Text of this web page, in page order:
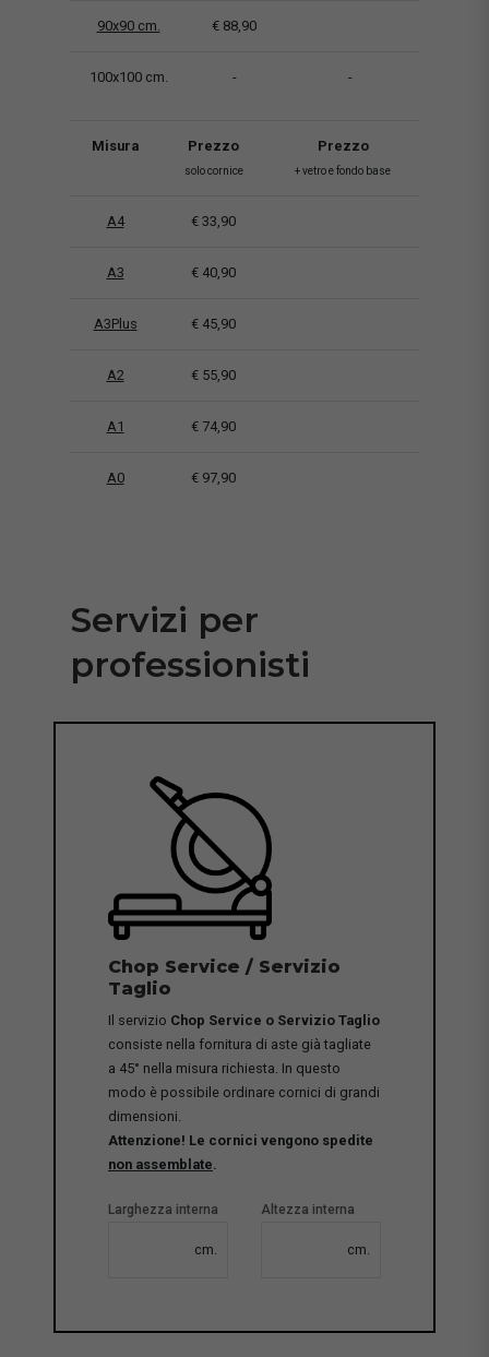
90x90 cm. € 88,90
100x100 cm. - -
Misura Prezzo
solo cornice
Prezzo
+ vetro e fondo base
A4 € 33,90
A3 € 40,90
A3Plus € 45,90
A2 € 55,90
A1 € 74,90
A0 € 97,90
Servizi per
professionisti
Chop Service / Servizio
Taglio
Il servizio Chop Service o Servizio Taglio
consiste nella fornitura di aste già tagliate
a 45° nella misura richiesta. In questo
modo è possibile ordinare cornici di grandi
dimensioni.
Attenzione! Le cornici vengono spedite
non assemblate
Larghezza interna
cm.
Altezza interna
cm.